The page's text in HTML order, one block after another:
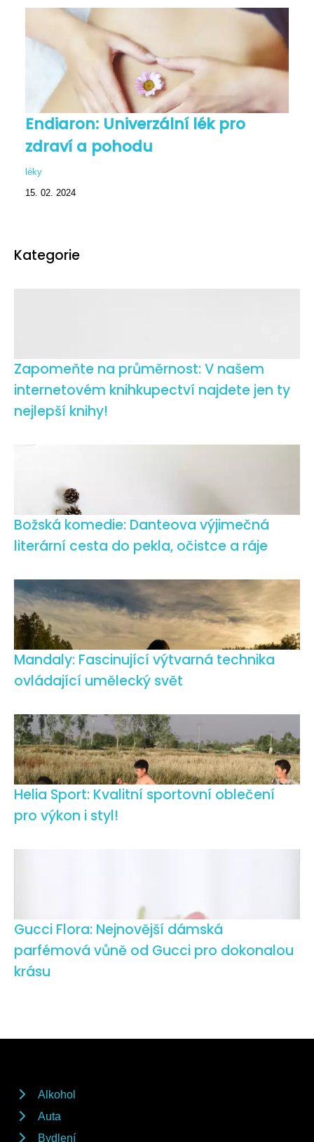
Endiaron: Univerzální lék pro
zdraví a pohodu
léky
15. 02. 2024
Kategorie
Zapomeňte na průměrnost: V našem
internetovém knihkupectví najdete jen ty
nejlepší knihy!
Božská komedie: Danteova výjimečná
literární cesta do pekla, očistce a ráje
Mandaly: Fascinující výtvarná technika
ovládající umělecký svět
Helia Sport: Kvalitní sportovní oblečení
pro výkon i styl!
Gucci Flora: Nejnovější dámská
parfémová vůně od Gucci pro dokonalou
krásu
Alkohol
Auta
Bydlení